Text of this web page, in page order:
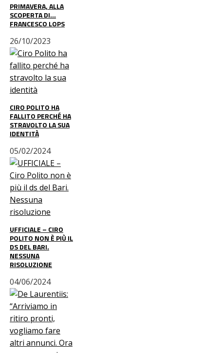
PRIMAVERA, ALLA
SCOPERTA DI…
FRANCESCO LOPS
26/10/2023
CIRO POLITO HA
FALLITO PERCHÉ HA
STRAVOLTO LA SUA
IDENTITÀ
05/02/2024
UFFICIALE – CIRO
POLITO NON È PIÙ IL
DS DEL BARI.
NESSUNA
RISOLUZIONE
04/06/2024